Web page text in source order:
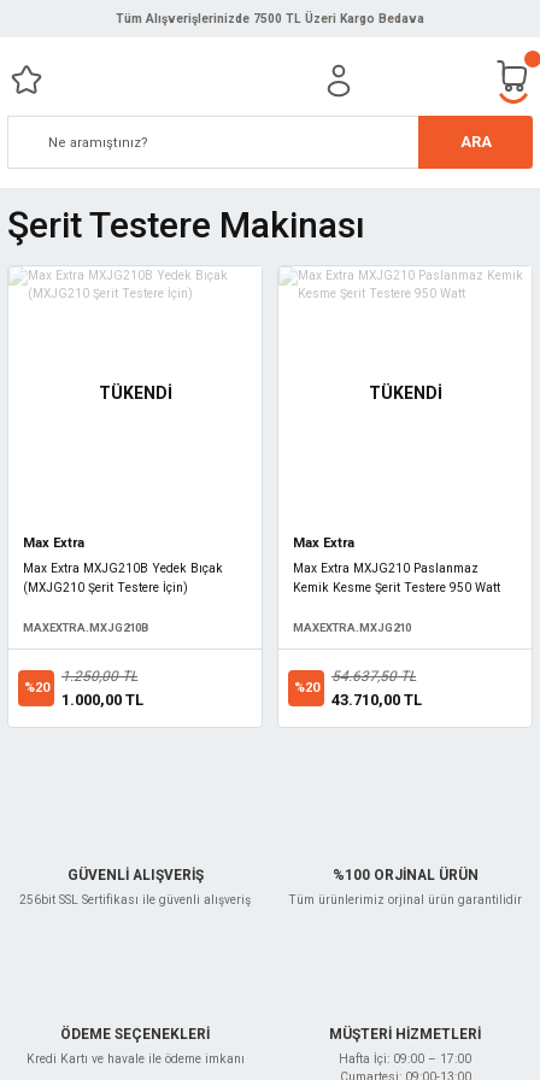
Tüm Alışverişlerinizde 7500 TL Üzeri Kargo Bedava
ARA
Şerit Testere Makinası
TÜKENDİ
Max Extra
Max Extra MXJG210B Yedek Bıçak
(MXJG210 Şerit Testere İçin)
MAXEXTRA.MXJG210B
%20
1.250,00 TL
1.000,00 TL
TÜKENDİ
Max Extra
Max Extra MXJG210 Paslanmaz
Kemik Kesme Şerit Testere 950 Watt
MAXEXTRA.MXJG210
%20
54.637,50 TL
43.710,00 TL
GÜVENLİ ALIŞVERİŞ
256bit SSL Sertifikası ile güvenli alışveriş
%100 ORJİNAL ÜRÜN
Tüm ürünlerimiz orjinal ürün garantilidir
ÖDEME SEÇENEKLERİ
Kredi Kartı ve havale ile ödeme imkanı
MÜŞTERİ HİZMETLERİ
Hafta İçi: 09:00 – 17:00
Cumartesi: 09:00-13:00